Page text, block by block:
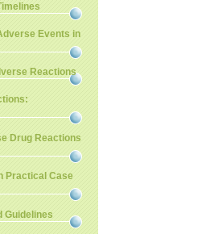
Events in
Reactions
Drug Reactions
Practical Case
Guidelines